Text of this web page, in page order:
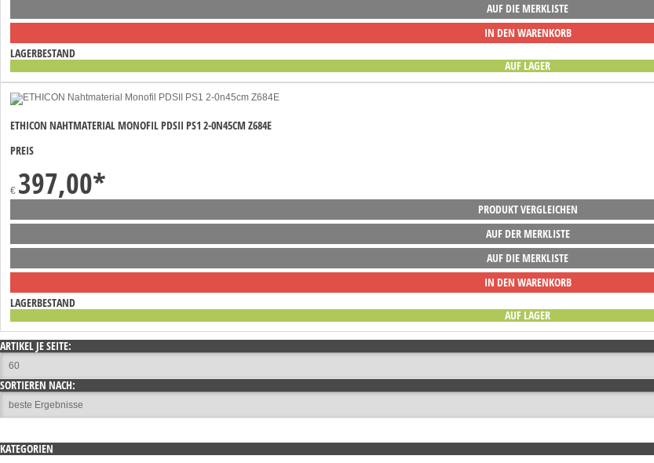
AUF DIE MERKLISTE
IN DEN WARENKORB
LAGERBESTAND
AUF LAGER
ETHICON NAHTMATERIAL MONOFIL PDSII PS1 2-0N45CM Z684E
PREIS
€ 397,00*
PRODUKT VERGLEICHEN
AUF DER MERKLISTE
AUF DIE MERKLISTE
IN DEN WARENKORB
LAGERBESTAND
AUF LAGER
ARTIKEL JE SEITE:
SORTIEREN NACH:
KATEGORIEN